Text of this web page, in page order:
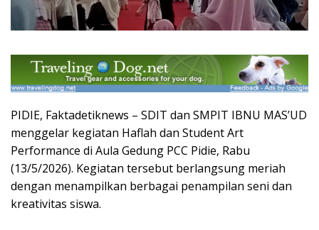
PIDIE, Faktadetiknews – SDIT dan SMPIT IBNU MAS’UD
menggelar kegiatan Haflah dan Student Art
Performance di Aula Gedung PCC Pidie, Rabu
(13/5/2026). Kegiatan tersebut berlangsung meriah
dengan menampilkan berbagai penampilan seni dan
kreativitas siswa.